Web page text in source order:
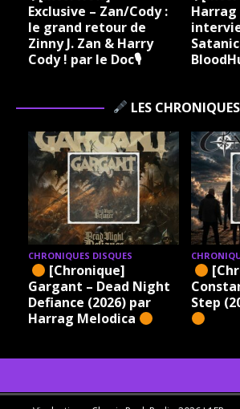
Zan/Cody :
de
& Harry
Doc🎙
Harrag Melodica
interview avec Diva
Satanica du groupe
BloodHunter🎙
LES
Dead Night
par
CHRONIQUES DISQUES
[Chronique]
Constancia – The
Step (2026) par le Doc.